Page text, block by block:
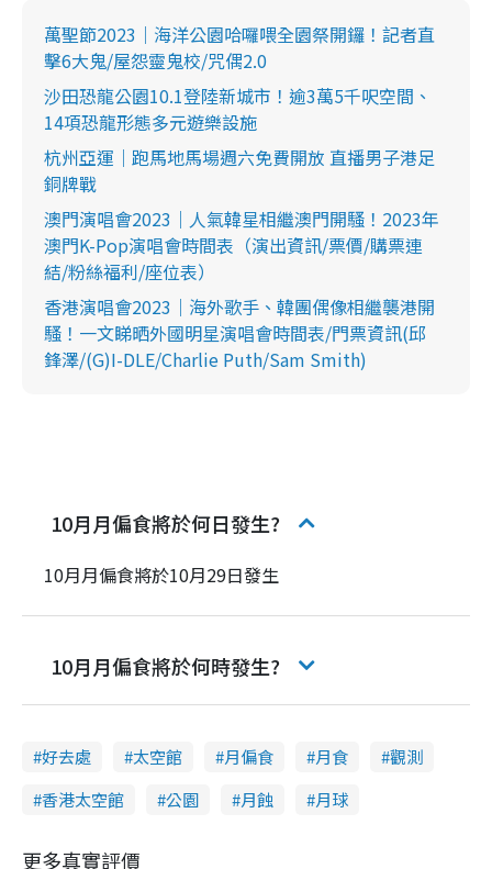
萬聖節2023｜海洋公園哈囉喂全園祭開鑼！記者直
擊6大鬼/屋怨靈鬼校/咒偶2.0
沙田恐龍公園10.1登陸新城市！逾3萬5千呎空間、
14項恐龍形態多元遊樂設施
杭州亞運｜跑馬地馬場週六免費開放 直播男子港足
銅牌戰
澳門演唱會2023｜人氣韓星相繼澳門開騷！2023年
澳門K-Pop演唱會時間表（演出資訊/票價/購票連
結/粉絲福利/座位表）
香港演唱會2023｜海外歌手、韓團偶像相繼襲港開
騷！一文睇晒外國明星演唱會時間表/門票資訊(邱
鋒澤/(G)I-DLE/Charlie Puth/Sam Smith)
10月月偏食將於何日發生?
10月月偏食將於10月29日發生
10月月偏食將於何時發生?
好去處 太空館 月偏食 月食
觀測
香港太空館
公園 月蝕 月球
更多真實評價